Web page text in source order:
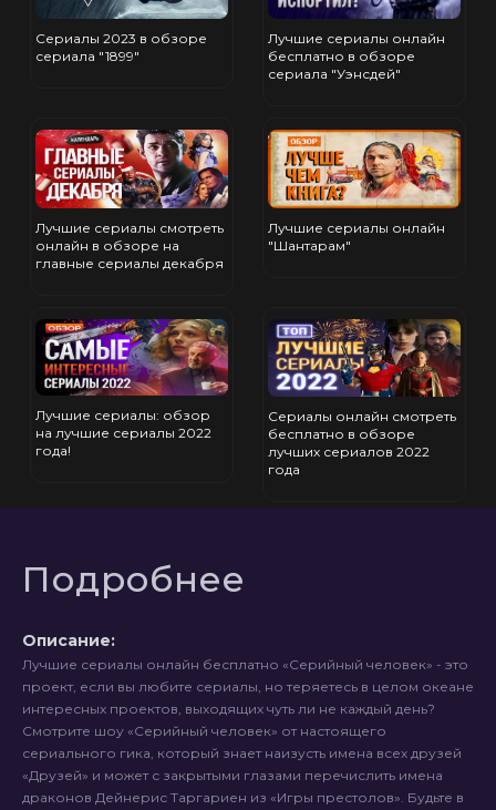
Сериалы 2023 в обзоре
сериала "1899"
Лучшие сериалы онлайн
бесплатно в обзоре
сериала "Уэнсдей"
Лучшие сериалы смотреть
онлайн в обзоре на
главные сериалы декабря
Лучшие сериалы онлайн
"Шантарам"
Лучшие сериалы: обзор
на лучшие сериалы 2022
года!
Сериалы онлайн смотреть
бесплатно в обзоре
лучших сериалов 2022
года
Подробнее
Описание:
Лучшие сериалы онлайн бесплатно «Серийный человек» - это
проект, если вы любите сериалы, но теряетесь в целом океане
интересных проектов, выходящих чуть ли не каждый день?
Смотрите шоу «Серийный человек» от настоящего
сериального гика, который знает наизусть имена всех друзей
«Друзей» и может с закрытыми глазами перечислить имена
драконов Дейнерис Таргариен из «Игры престолов». Будьте в